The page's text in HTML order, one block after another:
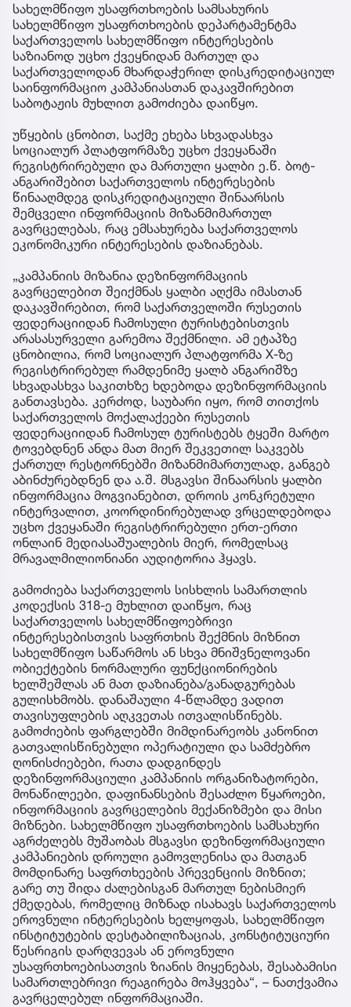
სახელმწიფო უსაფრთხოების სამსახურის
სახელმწიფო უსაფრთხოების დეპარტამენტმა
საქართველოს სახელმწიფო ინტერესების
საზიანოდ უცხო ქვეყნიდან მართულ და
საქართველოდან მხარდაჭერილ დისკრედიტაციულ
საინფორმაციო კამპანიასთან დაკავშირებით
საბოტაჟის მუხლით გამოძიება დაიწყო.
უწყების ცნობით, საქმე ეხება სხვადასხვა
სოციალურ პლატფორმაზე უცხო ქვეყანაში
რეგისტრირებული და მართული ყალბი ე.წ. ბოტ-
ანგარიშებით საქართველოს ინტერესების
წინააღმდეგ დისკრედიტაციული შინაარსის
შემცველი ინფორმაციის მიზანმიმართულ
გავრცელებას, რაც ემსახურება საქართველოს
ეკონომიკური ინტერესების დაზიანებას.
„კამპანიის მიზანია დეზინფორმაციის
გავრცელებით შეიქმნას ყალბი აღქმა იმასთან
დაკავშირებით, რომ საქართველოში რუსეთის
ფედერაციიდან ჩამოსული ტურისტებისთვის
არასასურველი გარემოა შექმნილი. ამ ეტაპზე
ცნობილია, რომ სოციალურ პლატფორმა X-ზე
რეგისტრირებულ რამდენიმე ყალბ ანგარიშზე
სხვადასხვა საკითხზე ხდებოდა დეზინფორმაციის
განთავსება. კერძოდ, საუბარი იყო, რომ თითქოს
საქართველოს მოქალაქეები რუსეთის
ფედერაციიდან ჩამოსულ ტურისტებს ტყეში მარტო
ტოვებდნენ ანდა მათ მიერ შეკვეთილ საკვებს
ქართულ რესტორნებში მიზანმიმართულად, განგებ
აბინძურებდნენ და ა.შ. მსგავსი შინაარსის ყალბი
ინფორმაცია მოგვიანებით, დროის კონკრეტული
ინტერვალით, კოორდინირებულად ვრცელდებოდა
უცხო ქვეყანაში რეგისტრირებული ერთ-ერთი
ონლაინ მედიასაშუალების მიერ, რომელსაც
მრავალმილიონიანი აუდიტორია ჰყავს.
გამოძიება საქართველოს სისხლის სამართლის
კოდექსის 318-ე მუხლით დაიწყო, რაც
საქართველოს სახელმწიფოებრივი
ინტერესებისთვის საფრთხის შექმნის მიზნით
სახელმწიფო საწარმოს ან სხვა მნიშვნელოვანი
ობიექტების ნორმალური ფუნქციონირების
ხელშეშლას ან მათ დაზიანება/განადგურებას
გულისხმობს. დანაშაული 4-წლამდე ვადით
თავისუფლების აღკვეთას ითვალისწინებს.
გამოძიების ფარგლებში მიმდინარეობს კანონით
გათვალისწინებული ოპერატიული და სამძებრო
ღონისძიებები, რათა დადგინდეს
დეზინფორმაციული კამპანიის ორგანიზატორები,
მონაწილეები, დაფინანსების შესაძლო წყაროები,
ინფორმაციის გავრცელების მექანიზმები და მისი
მიზნები. სახელმწიფო უსაფრთხოების სამსახური
აგრძელებს მუშაობას მსგავსი დეზინფორმაციული
კამპანიების დროული გამოვლენისა და მათგან
მომდინარე საფრთხეების პრევენციის მიზნით;
გარე თუ შიდა ძალებისგან მართულ ნებისმიერ
ქმედებას, რომელიც მიზნად ისახავს საქართველოს
ეროვნული ინტერესების ხელყოფას, სახელმწიფო
ინსტიტუტების დესტაბილიზაციას, კონსტიტუციური
წესრიგის დარღვევას ან ეროვნული
უსაფრთხოებისათვის ზიანის მიყენებას, შესაბამისი
სამართლებრივი რეაგირება მოჰყვება“, – ნათქვამია
გავრცელებულ ინფორმაციაში.